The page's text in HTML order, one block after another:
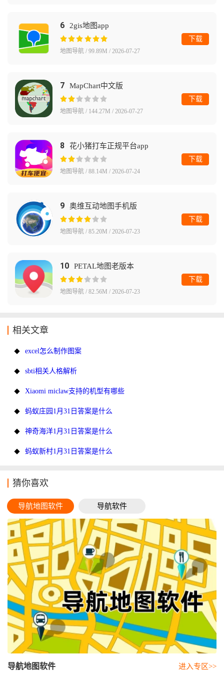
6 2gis地图app
地图导航 / 99.89M / 2026-07-27
下载
7 MapChart中文版
地图导航 / 144.27M / 2026-07-27
下载
8 花小猪打车正规平台app
地图导航 / 88.14M / 2026-07-24
下载
9 奥维互动地图手机版
地图导航 / 85.20M / 2026-07-23
下载
10 PETAL地图老版本
地图导航 / 82.56M / 2026-07-23
下载
相关文章
excel怎么制作图案
sbti相关人格解析
Xiaomi miclaw支持的机型有哪些
蚂蚁庄园1月31日答案是什么
神奇海洋1月31日答案是什么
蚂蚁新村1月31日答案是什么
猜你喜欢
导航地图软件 导航软件
导航地图软件 进入专区>>